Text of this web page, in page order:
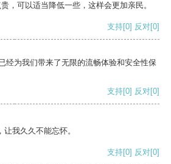
，可以适当降低一些，这样会更加亲民。
支持[0] 反对[0]
经为我们带来了无限的流畅体验和安全性保
支持[0] 反对[0]
我久久不能忘怀。
支持[0] 反对[0]